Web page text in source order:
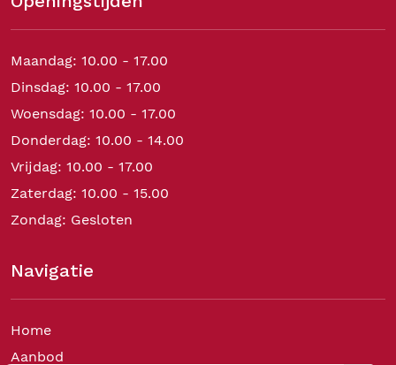
Maandag: 10.00 - 17.00
Dinsdag: 10.00 - 17.00
Woensdag: 10.00 - 17.00
Donderdag: 10.00 - 14.00
Vrijdag: 10.00 - 17.00
Zaterdag: 10.00 - 15.00
Zondag: Gesloten
Navigatie
Home
Aanbod